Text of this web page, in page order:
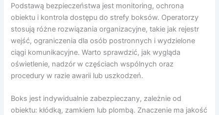
Podstawą bezpieczeństwa jest monitoring, ochrona
obiektu i kontrola dostępu do strefy boksów. Operatorzy
stosują różne rozwiązania organizacyjne, takie jak rejestr
wejść, ograniczenia dla osób postronnych i wydzielone
ciągi komunikacyjne. Warto sprawdzić, jak wygląda
oświetlenie, nadzór w częściach wspólnych oraz
procedury w razie awarii lub uszkodzeń.
Boks jest indywidualnie zabezpieczany, zależnie od
obiektu: kłódką, zamkiem lub plombą. Znaczenie ma jakość